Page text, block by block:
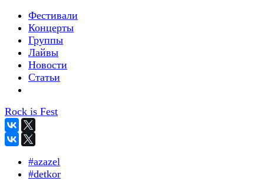
Фестивали
Концерты
Группы
Лайвы
Новости
Статьи
Rock is Fest
#azazel
#detkor